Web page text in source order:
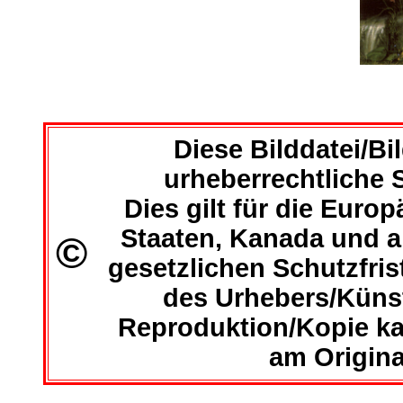
©
Diese Bilddatei/
urheberrechtliche
Dies gilt für die
Staaten, Kanada und
gesetzlichen
des Urhebers/
Reproduktion/Kopie
am